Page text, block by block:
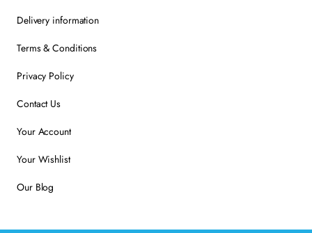
Delivery information
Terms & Conditions
Privacy Policy
Contact Us
Your Account
Your Wishlist
Our Blog